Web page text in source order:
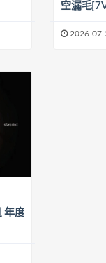
空漏毛
2026-07-
年度